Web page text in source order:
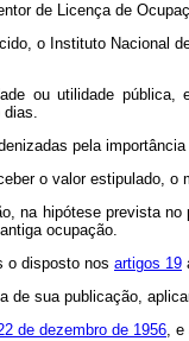
de Licença de
o Instituto Nacional
ou utilidade
dias.
pela
o valor estipulado, o
na hipótese prevista
ocupação.
o disposto nos artigos 19
de sua publicação,
de dezembro de 1956, e